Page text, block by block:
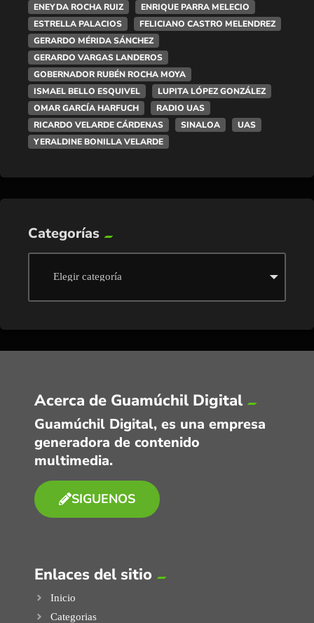
ENEYDA ROCHA RUIZ
ENRIQUE PARRA MELECIO
ESTRELLA PALACIOS
FELICIANO CASTRO MELENDREZ
GERARDO MÉRIDA SÁNCHEZ
GERARDO VARGAS LANDEROS
GOBERNADOR RUBÉN ROCHA MOYA
ISMAEL BELLO ESQUIVEL
LUPITA LÓPEZ GONZÁLEZ
OMAR GARCÍA HARFUCH
RADIO UAS
RICARDO VELARDE CÁRDENAS
SINALOA
UAS
YERALDINE BONILLA VELARDE
Categorías
Acerca de Guamúchil Digital
Guamúchil Digital, es una empresa
generadora de contenido
multimedia.
SIGUENOS
Enlaces del sitio
Inicio
Categorias